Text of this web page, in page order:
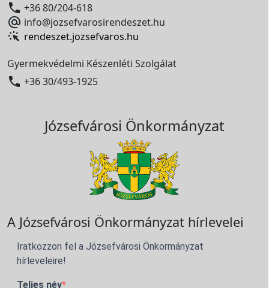
 +36 80/204-618
 info@jozsefvarosirendeszet.hu
rendeszet.jozsefvaros.hu
Gyermekvédelmi Készenléti Szolgálat
 +36 30/493-1925
Józsefvárosi Önkormányzat
A Józsefvárosi Önkormányzat hírlevelei
Iratkozzon fel a Józsefvárosi Önkormányzat
hírleveleire!
Teljes név